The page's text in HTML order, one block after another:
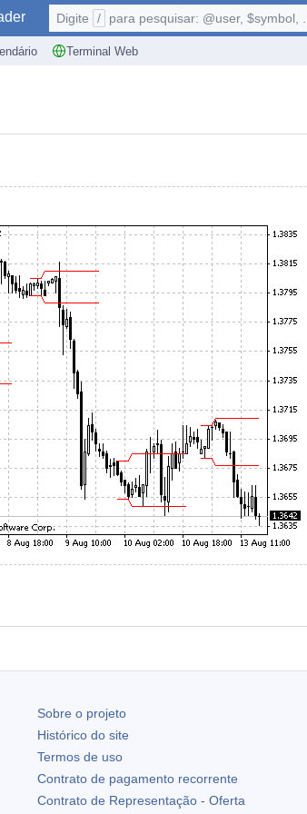
Terminal Web
Digite / para pesquisar: @user, $symbol, ...
Sobre o projeto
Histórico do site
Termos de uso
Contrato de pagamento recorrente
Contrato de Representação - Oferta